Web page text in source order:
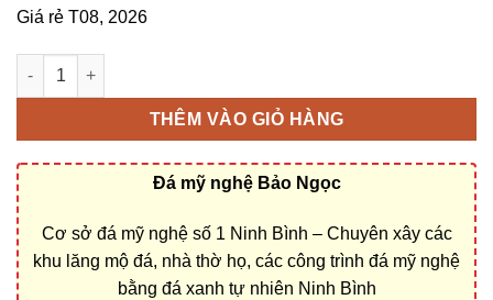
Giá rẻ T08, 2026
Bán và xây dựng, làm Mộ đá đơn giản ở Cà Mau rẻ đẹp số
THÊM VÀO GIỎ HÀNG
Đá mỹ nghệ Bảo Ngọc
Cơ sở đá mỹ nghệ số 1 Ninh Bình – Chuyên xây các
khu lăng mộ đá, nhà thờ họ, các công trình đá mỹ nghệ
bằng đá xanh tự nhiên Ninh Bình